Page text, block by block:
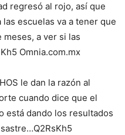
regresó al rojo, así que
escuelas va a tener que
a ver si las
Omnia.com.mx
le dan la razón al
cuando dice que el
está dando los resultados